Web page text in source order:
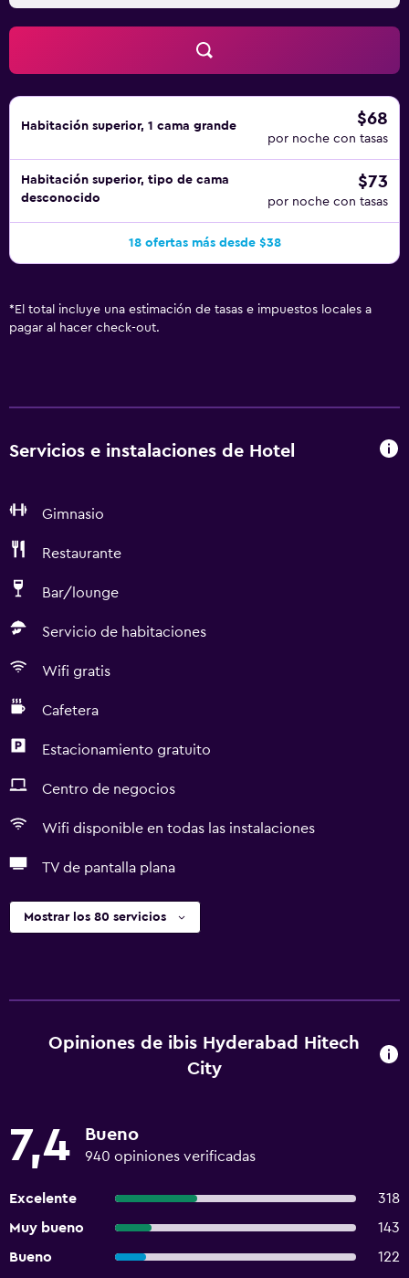
Habitación superior, 1 cama grande $68
por noche con tasas
Habitación superior, tipo de cama
desconocido
$73
por noche con tasas
18 ofertas más desde $38
* El total incluye una estimación de tasas e impuestos locales a
pagar al hacer check-out.
Servicios e instalaciones de Hotel
Gimnasio
Restaurante
Bar/lounge
Servicio de habitaciones
Wifi gratis
Cafetera
Estacionamiento gratuito
Centro de negocios
Wifi disponible en todas las instalaciones
TV de pantalla plana
Mostrar los 80 servicios
Opiniones de ibis Hyderabad Hitech
City
7,4 Bueno
940 opiniones verificadas
Excelente
318
Muy bueno
143
Bueno
122